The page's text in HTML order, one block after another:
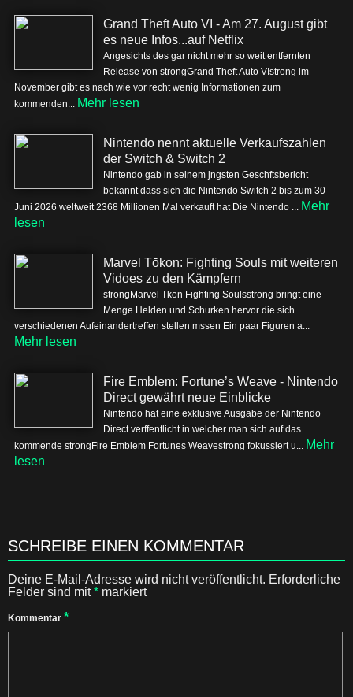
Grand Theft Auto VI - Am 27. August gibt
es neue Infos...auf Netflix
Angesichts des gar nicht mehr so weit entfernten
Release von strongGrand Theft Auto VIstrong im
November gibt es nach wie vor recht wenig Informationen zum
kommenden... Mehr lesen
Nintendo nennt aktuelle Verkaufszahlen
der Switch & Switch 2
Nintendo gab in seinem jngsten Geschftsbericht
bekannt dass sich die Nintendo Switch 2 bis zum 30
Juni 2026 weltweit 2368 Millionen Mal verkauft hat Die Nintendo ... Mehr
lesen
Marvel Tōkon: Fighting Souls mit weiteren
Vidoes zu den Kämpfern
strongMarvel Tkon Fighting Soulsstrong bringt eine
Menge Helden und Schurken hervor die sich
verschiedenen Aufeinandertreffen stellen mssen Ein paar Figuren a...
Mehr lesen
Fire Emblem: Fortune’s Weave - Nintendo
Direct gewährt neue Einblicke
Nintendo hat eine exklusive Ausgabe der Nintendo
Direct verffentlicht in welcher man sich auf das
kommende strongFire Emblem Fortunes Weavestrong fokussiert u... Mehr
lesen
SCHREIBE EINEN KOMMENTAR
Deine E-Mail-Adresse wird nicht veröffentlicht. Erforderliche
Felder sind mit* markiert
Kommentar *